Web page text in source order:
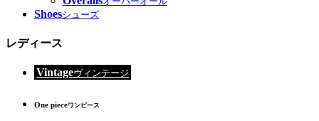
Shoesシューズ
レディース
Vintageヴィンテージ
One pieceワンピース